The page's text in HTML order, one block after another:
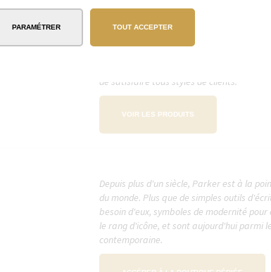
PARAMÉTRER TOUT ACCEPTER
Online, jeune société innovante,
faction et de qualité. Ses stylos allient
de satisfaire tous styles de clients.
VOIR LES PRODUITS
Depuis plus d'un siècle, Parker est à la
du monde. Plus que de simples outils
besoin d'eux, symboles de modernité
le rang d'icône, et sont aujourd'hui parmi
contemporaine.